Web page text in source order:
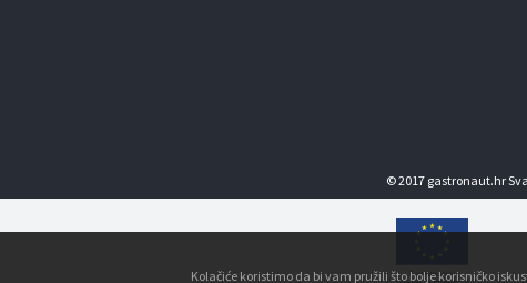
© 2017 gastronaut.hr
Kolačiće koristimo da bi vam pružili što bolje korisničko